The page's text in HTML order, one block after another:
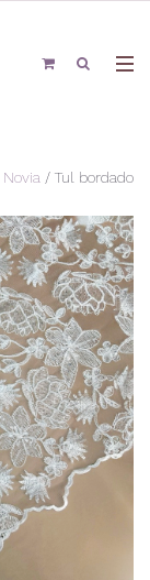
Novia / Tul bordado